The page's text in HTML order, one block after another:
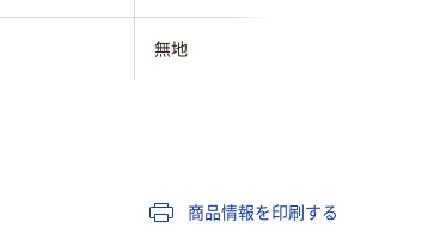
無地
商品情報を印刷する